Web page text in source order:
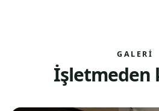
GALERI
İşletmeden